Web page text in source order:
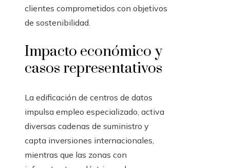
clientes comprometidos con objetivos
de sostenibilidad.
Impacto económico y
casos representativos
La edificación de centros de datos
impulsa empleo especializado, activa
diversas cadenas de suministro y
capta inversiones internacionales,
mientras que las zonas con